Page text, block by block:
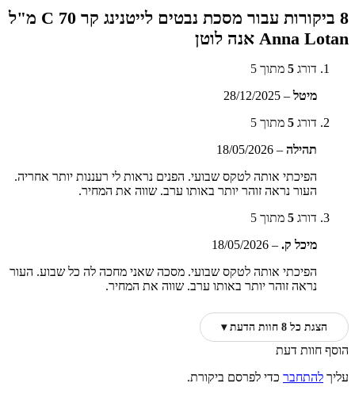
8 ביקורות עבור
מסכת נבטים לייטנינג קר C 70 מ"ל
Anna Lotan אנה לוטן
דורג 5 מתוך 5
מיטל –
28/12/2025
דורג 5 מתוך 5
תהילה –
18/05/2026
הפיכתי אותה לטקס שבועי. הפנים נראות לי רעננות יותר אחריה.
העור נראה זוהר יותר באותו ערב. שווה את המחיר.
דורג 5 מתוך 5
מיכל ק. –
18/05/2026
הפיכתי אותה לטקס שבועי. מסכה שאני מחכה לה כל שבוע. העור
נראה זוהר יותר באותו ערב. שווה את המחיר.
הצגת כל 8 חוות הדעת ▾
הוסף חוות דעת
עליך להתחבר כדי לפרסם ביקורת.